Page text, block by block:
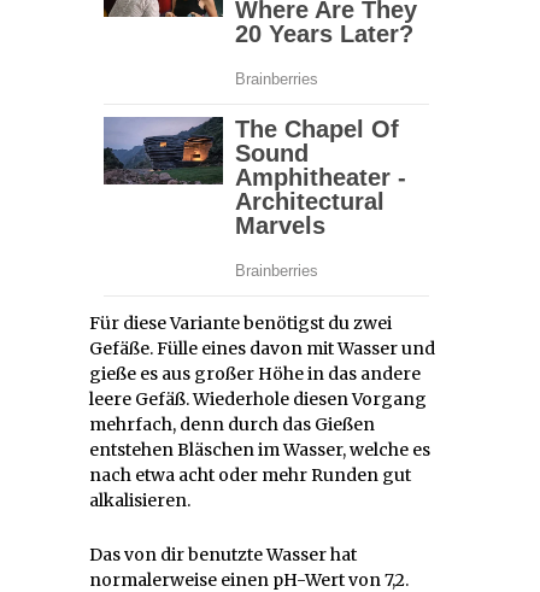
Für diese Variante benötigst du zwei
Gefäße. Fülle eines davon mit Wasser und
gieße es aus großer Höhe in das andere
leere Gefäß. Wiederhole diesen Vorgang
mehrfach, denn durch das Gießen
entstehen Bläschen im Wasser, welche es
nach etwa acht oder mehr Runden gut
alkalisieren.
Das von dir benutzte Wasser hat
normalerweise einen pH-Wert von 7,2.